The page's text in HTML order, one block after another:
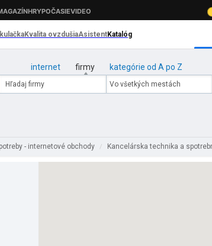
internet firmy kategórie od A po Z
- internetové obchody / Kancelárska technika a